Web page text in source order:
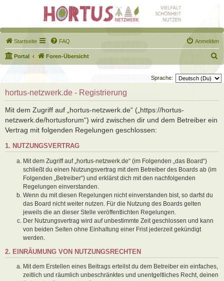
Startseite FAQ Anmelden
Portal Foren-Übersicht
u
c
Sprache:
hortus-netzwerk.de - Registrierung
Mit dem Zugriff auf „hortus-netzwerk.de“ („https://hortus-
netzwerk.de/hortusforum“) wird zwischen dir und dem Betreiber ein
Vertrag mit folgenden Regelungen geschlossen:
1. NUTZUNGSVERTRAG
Mit dem Zugriff auf „hortus-netzwerk.de“ (im Folgenden „das Board“)
schließt du einen Nutzungsvertrag mit dem Betreiber des Boards ab (im
Folgenden „Betreiber“) und erklärst dich mit den nachfolgenden
Regelungen einverstanden.
Wenn du mit diesen Regelungen nicht einverstanden bist, so darfst du
das Board nicht weiter nutzen. Für die Nutzung des Boards gelten
jeweils die an dieser Stelle veröffentlichten Regelungen.
Der Nutzungsvertrag wird auf unbestimmte Zeit geschlossen und kann
von beiden Seiten ohne Einhaltung einer Frist jederzeit gekündigt
werden.
2. EINRÄUMUNG VON NUTZUNGSRECHTEN
Mit dem Erstellen eines Beitrags erteilst du dem Betreiber ein einfaches,
zeitlich und räumlich unbeschränktes und unentgeltliches Recht, deinen